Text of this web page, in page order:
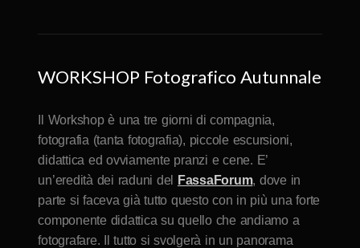
WORKSHOP Fotografico Autunnale
Il Workshop è una tre giorni di compagnia,
fotografia (tanta fotografia), piccole escursioni,
didattica ed ovviamente pranzi e cene. E’
un’eredità dei raduni del
FassaForum, dove in
parte si faceva già tutto questo con in più una forte
componente didattica su quello che andiamo a
fotografare. Il tutto si svolgerà in un panorama